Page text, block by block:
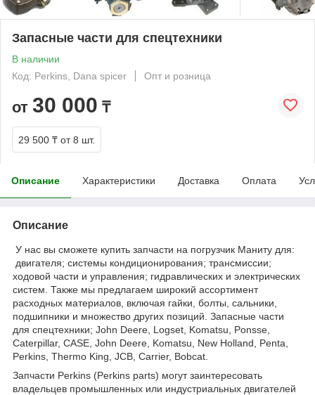
Запасные части для спецтехники
В наличии
Код: Perkins, Dana spicer
Опт и розница
от 30 000 ₸
29 500 ₸ от 8 шт.
Описание Характеристики Доставка Оплата
Описание
У нас вы сможете купить запчасти на погрузчик Маниту для:
двигателя; системы кондиционирования; трансмиссии;
ходовой части и управления; гидравлических и электрических
систем. Также мы предлагаем широкий ассортимент
расходных материалов, включая гайки, болты, сальники,
подшипники и множество других позиций. Запасные части
для спецтехники; John Deere, Logset, Komatsu, Ponsse,
Caterpillar, CASE, John Deere, Komatsu, New Holland, Penta,
Perkins, Thermo King, JCB, Carrier, Bobcat.
Запчасти Perkins (Perkins parts) могут заинтересовать
владельцев промышленных или индустриальных двигателей